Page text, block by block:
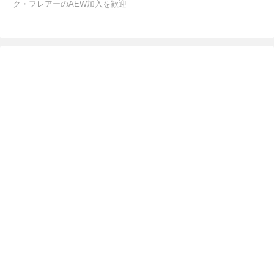
ク・フレアーのAEW加入を歓迎